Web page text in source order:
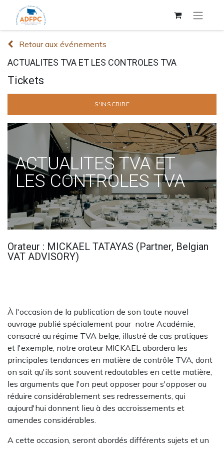
Retour aux événements
ACTUALITES TVA ET LES CONTROLES TVA
Tickets
S'INSCRIRE
ACTUALITES TVA ET
LES CONTROLES TVA
Orateur : MICKAEL TATAYAS (Partner, Belgian
VAT ADVISORY)
À l'occasion de la publication de son toute nouvel
ouvrage publié spécialement pour notre Académie,
consacré au régime TVA belge, illustré de cas pratiques
et l'exemple, notre orateur MICKAEL abordera les
principales tendances en matière de contrôle TVA, dont
on sait qu'ils sont souvent redoutables en cette matière,
les arguments que l'on peut opposer pour s'opposer ou
réduire considérablement ses redressements, qui
aujourd'hui donnent lieu à des accroissements et
amendes considérables.
A cette occasion, seront abordés différents sujets et un